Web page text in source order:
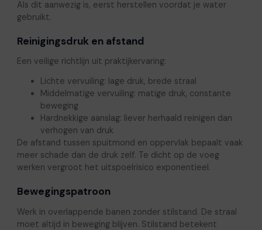
Als dit aanwezig is, eerst herstellen voordat je water
gebruikt.
Reinigingsdruk en afstand
Een veilige richtlijn uit praktijkervaring:
Lichte vervuiling: lage druk, brede straal
Middelmatige vervuiling: matige druk, constante
beweging
Hardnekkige aanslag: liever herhaald reinigen dan
verhogen van druk
De afstand tussen spuitmond en oppervlak bepaalt vaak
meer schade dan de druk zelf. Te dicht op de voeg
werken vergroot het uitspoelrisico exponentieel.
Bewegingspatroon
Werk in overlappende banen zonder stilstand. De straal
moet altijd in beweging blijven. Stilstand betekent